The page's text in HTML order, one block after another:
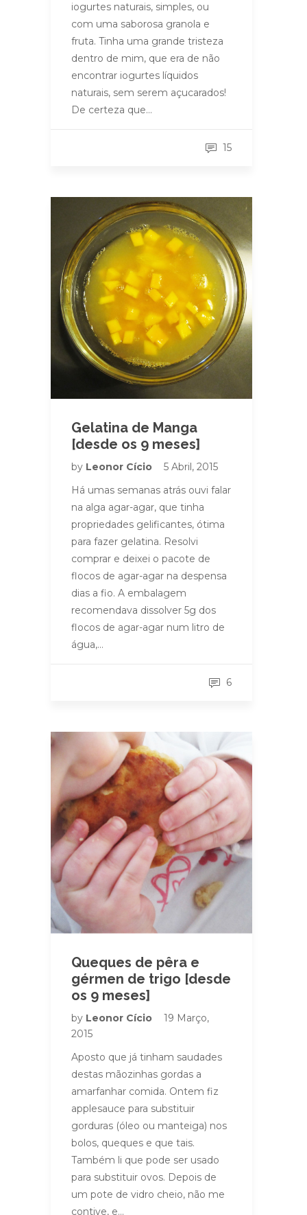
iogurtes naturais, simples, ou
com uma saborosa granola e
fruta. Tinha uma grande tristeza
dentro de mim, que era de não
encontrar iogurtes líquidos
naturais, sem serem açucarados!
De certeza que…
15
Gelatina de Manga
[desde os 9 meses]
by Leonor Cício
5 Abril, 2015
Há umas semanas atrás ouvi falar
na alga agar-agar, que tinha
propriedades gelificantes, ótima
para fazer gelatina. Resolvi
comprar e deixei o pacote de
flocos de agar-agar na despensa
dias a fio. A embalagem
recomendava dissolver 5g dos
flocos de agar-agar num litro de
água,…
6
Queques de pêra e
gérmen de trigo [desde
os 9 meses]
by Leonor Cício
19 Março,
2015
Aposto que já tinham saudades
destas mãozinhas gordas a
amarfanhar comida. Ontem fiz
applesauce para substituir
gorduras (óleo ou manteiga) nos
bolos, queques e que tais.
Também li que pode ser usado
para substituir ovos. Depois de
um pote de vidro cheio, não me
contive, e…